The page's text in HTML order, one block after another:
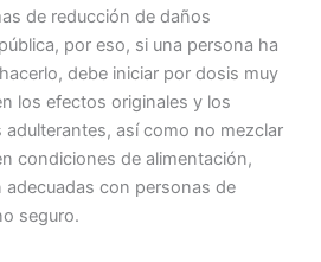
de reducción de daños
por eso, si una persona ha
debe iniciar por dosis muy
los efectos originales y los
así como no mezclar
condiciones de alimentación,
con personas de
seguro.